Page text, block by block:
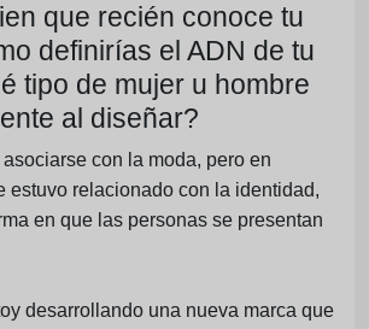
que recién conoce tu
definirías el ADN de tu
tipo de mujer u hombre
al diseñar?
con la moda, pero en
estuvo relacionado con la identidad,
en que las personas se presentan
desarrollando una nueva marca que